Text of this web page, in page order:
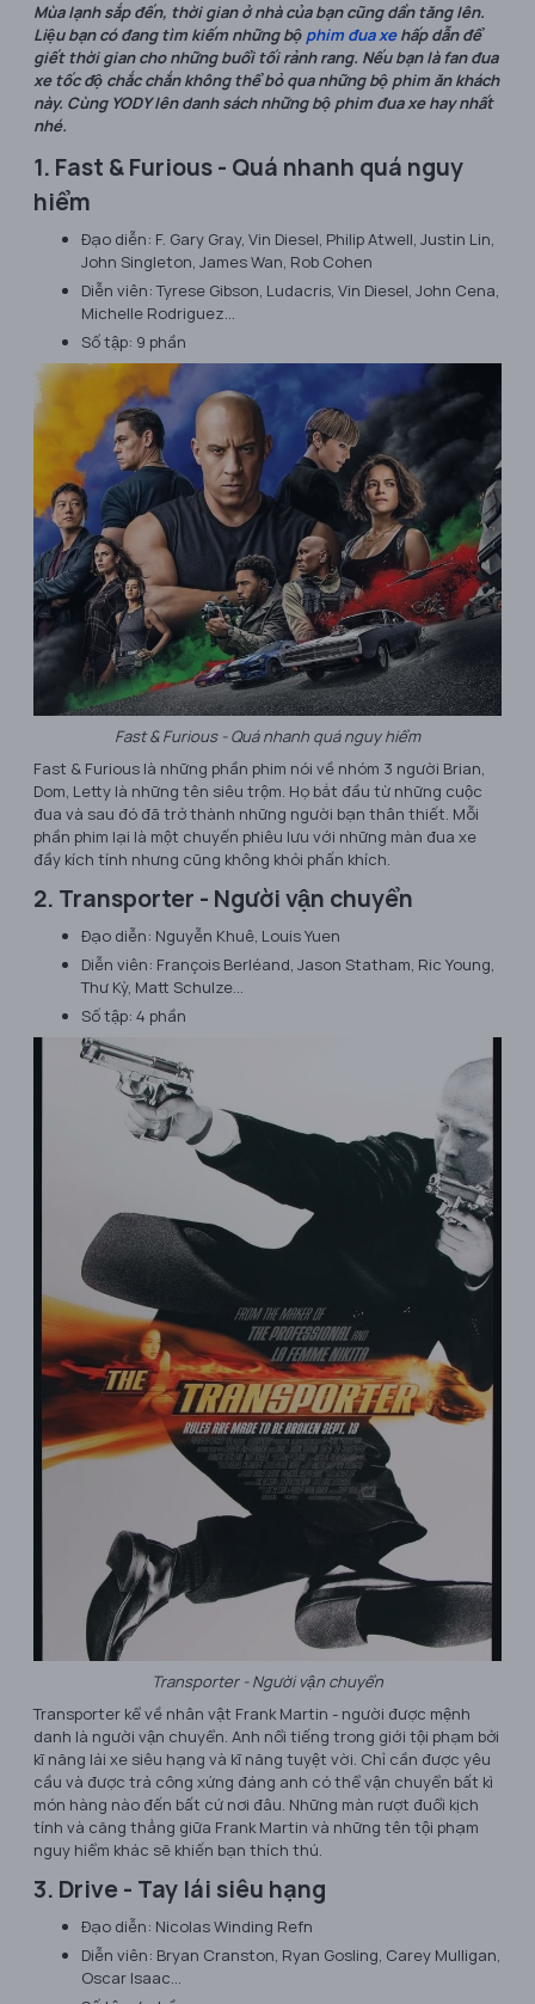
Mùa lạnh sắp đến, thời gian ở nhà của bạn cũng dần tăng lên.
Liệu bạn có đang tìm kiếm những bộ phim đua xehấp dẫn để
giết thời gian cho những buổi tối rảnh rang. Nếu bạn là fan đua
xe tốc độ chắc chắn không thể bỏ qua những bộ phim ăn khách
này. Cùng YODY lên danh sách những bộ phim đua xe hay nhất
nhé.
1. Fast & Furious - Quá nhanh quá nguy
hiểm
Đạo diễn: F. Gary Gray, Vin Diesel, Philip Atwell, Justin Lin,
John Singleton, James Wan, Rob Cohen
Diễn viên: Tyrese Gibson, Ludacris, Vin Diesel, John Cena,
Michelle Rodriguez…
Số tập: 9 phần
Fast & Furious - Quá nhanh quá nguy hiểm
Fast & Furious là những phần phim nói về nhóm 3 người Brian,
Dom, Letty là những tên siêu trộm. Họ bắt đầu từ những cuộc
đua và sau đó đã trở thành những người bạn thân thiết. Mỗi
phần phim lại là một chuyến phiêu lưu với những màn đua xe
đầy kích tính nhưng cũng không khỏi phấn khích.
2. Transporter - Người vận chuyển
Đạo diễn: Nguyễn Khuê, Louis Yuen
Diễn viên: François Berléand, Jason Statham, Ric Young,
Thư Kỳ, Matt Schulze…
Số tập: 4 phần
Transporter - Người vận chuyển
Transporter kể về nhân vật Frank Martin - người được mệnh
danh là người vận chuyển. Anh nổi tiếng trong giới tội phạm bởi
kĩ năng lái xe siêu hạng và kĩ năng tuyệt vời. Chỉ cần được yêu
cầu và được trả công xứng đáng anh có thể vận chuyển bất kì
món hàng nào đến bất cứ nơi đâu. Những màn rượt đuổi kịch
tính và căng thẳng giữa Frank Martin và những tên tội phạm
nguy hiểm khác sẽ khiến bạn thích thú.
3. Drive - Tay lái siêu hạng
Đạo diễn: Nicolas Winding Refn
Diễn viên: Bryan Cranston, Ryan Gosling, Carey Mulligan,
Oscar Isaac…